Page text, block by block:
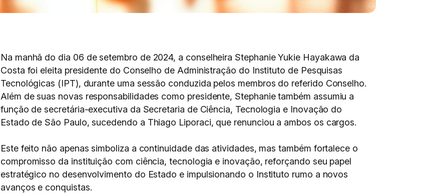
Na manhã do dia 06 de setembro de 2024, a conselheira Stephanie Yukie Hayakawa da
Costa foi eleita presidente do Conselho de Administração do Instituto de Pesquisas
Tecnológicas (IPT), durante uma sessão conduzida pelos membros do referido Conselho.
Além de suas novas responsabilidades como presidente, Stephanie também assumiu a
função de secretária-executiva da Secretaria de Ciência, Tecnologia e Inovação do
Estado de São Paulo, sucedendo a Thiago Liporaci, que renunciou a ambos os cargos.
Este feito não apenas simboliza a continuidade das atividades, mas também fortalece o
compromisso da instituição com ciência, tecnologia e inovação, reforçando seu papel
estratégico no desenvolvimento do Estado e impulsionando o Instituto rumo a novos
avanços e conquistas.